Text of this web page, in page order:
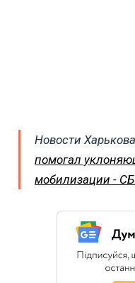
Новости
помогал
мобилизации -